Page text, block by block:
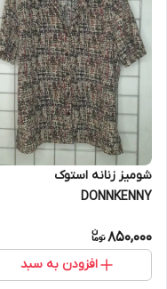
شومیز زنانه استوک
DONNKENNY
850,000
افزودن به سبد